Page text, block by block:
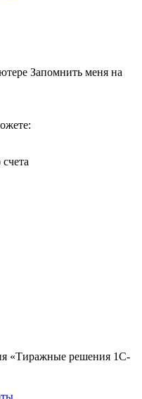
Запомнить меня на
«Тиражные решения 1С-